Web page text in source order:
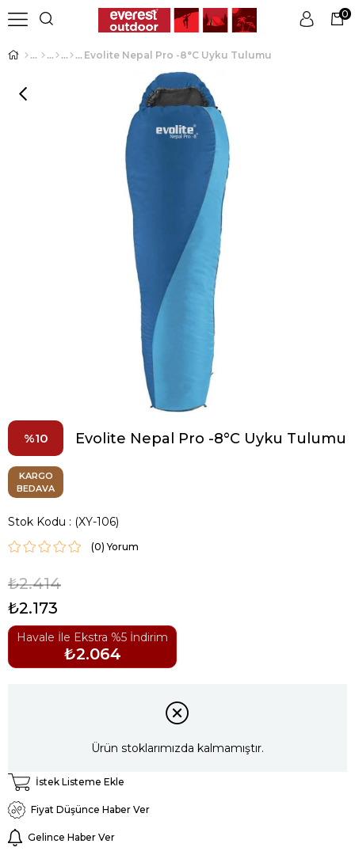
Üye Girişi Üye Ol
0
Evolite Nepal Pro -8°C Uyku Tulumu
10 Evolite Nepal Pro -8°C Uyku Tulumu
KARGO
BEDAVA
Stok Kodu (XY-106)
(0)
₺2.414
₺2.173
Havale İle Ekstra %5 İndirim
₺2.064
Ürün stoklarımızda kalmamıştır.
İstek Listeme Ekle
Fiyat Düşünce Haber Ver
Gelince Haber Ver